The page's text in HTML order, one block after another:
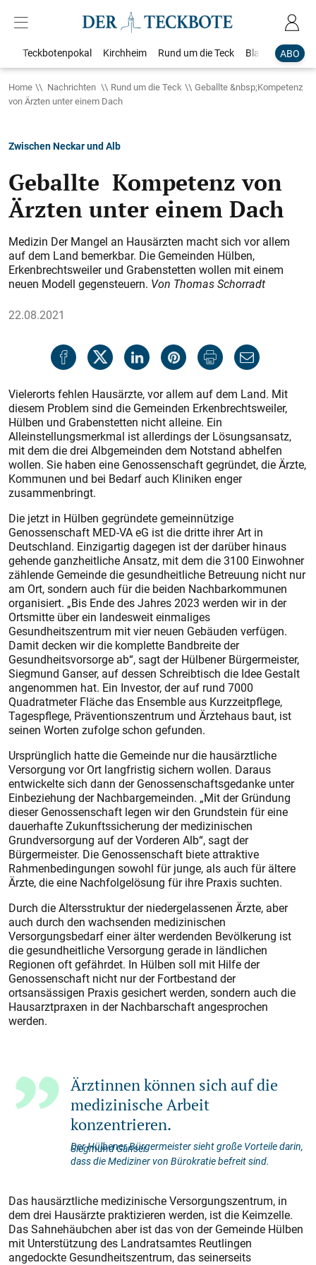
ABO
Teckbotenpokal Kirchheim Rund um die Teck Blaulicht
Home Nachrichten Rund um die Teck
Geballte &nbsp;Kompetenz
von Ärzten unter einem Dach
Zwischen Neckar und Alb
Geballte Kompetenz von
Ärzten unter einem Dach
Medizin Der Mangel an Hausärzten macht sich vor allem
auf dem Land bemerkbar. Die Gemeinden Hülben,
Erkenbrechtsweiler und Grabenstetten wollen mit einem
neuen Modell gegensteuern. Von Thomas Schorradt
22.08.2021
Vielerorts fehlen Hausärzte, vor allem auf dem Land. Mit
diesem Problem sind die Gemeinden Erkenbrechtsweiler,
Hülben und Grabenstetten nicht alleine. Ein
Alleinstellungsmerkmal ist allerdings der Lösungsansatz,
mit dem die drei Albgemeinden dem Notstand abhelfen
wollen. Sie haben eine Genossenschaft gegründet, die Ärzte,
Kommunen und bei Bedarf auch Kliniken enger
zusammenbringt.
Die jetzt in Hülben gegründete gemeinnützige
Genossenschaft MED-VA eG ist die dritte ihrer Art in
Deutschland. Einzigartig dagegen ist der darüber hinaus
gehende ganzheitliche Ansatz, mit dem die 3100 Einwohner
zählende Gemeinde die gesundheitliche Betreuung nicht nur
am Ort, sondern auch für die beiden Nachbarkommunen
organisiert. „Bis Ende des Jahres 2023 werden wir in der
Ortsmitte über ein landesweit einmaliges
Gesundheitszentrum mit vier neuen Gebäuden verfügen.
Damit decken wir die komplette Bandbreite der
Gesundheitsvorsorge ab“, sagt der Hülbener Bürgermeister,
Siegmund Ganser, auf dessen Schreibtisch die Idee Gestalt
angenommen hat. Ein Investor, der auf rund 7000
Quadratmeter Fläche das Ensemble aus Kurzzeitpflege,
Tagespflege, Präventionszentrum und Ärztehaus baut, ist
seinen Worten zufolge schon gefunden.
Ursprünglich hatte die Gemeinde nur die hausärztliche
Versorgung vor Ort langfristig sichern wollen. Daraus
entwickelte sich dann der Genossenschaftsgedanke unter
Einbeziehung der Nachbargemeinden. „Mit der Gründung
dieser Genossenschaft legen wir den Grundstein für eine
dauerhafte Zukunftssicherung der medizinischen
Grundversorgung auf der Vorderen Alb“, sagt der
Bürgermeister. Die Genossenschaft biete attraktive
Rahmenbedingungen sowohl für junge, als auch für ältere
Ärzte, die eine Nachfolgelösung für ihre Praxis suchten.
Durch die Altersstruktur der niedergelassenen Ärzte, aber
auch durch den wachsenden medizinischen
Versorgungsbedarf einer älter werdenden Bevölkerung ist
die gesundheitliche Versorgung gerade in ländlichen
Regionen oft gefährdet. In Hülben soll mit Hilfe der
Genossenschaft nicht nur der Fortbestand der
ortsansässigen Praxis gesichert werden, sondern auch die
Hausarztpraxen in der Nachbarschaft angesprochen
werden.
Ärztinnen können sich auf die
medizinische Arbeit
konzentrieren.
Siegmund Ganser
Der Hülbener Bürgermeister sieht große Vorteile darin,
dass die Mediziner von Bürokratie befreit sind.
Das hausärztliche medizinische Versorgungszentrum, in
dem drei Hausärzte praktizieren werden, ist die Keimzelle.
Das Sahnehäubchen aber ist das von der Gemeinde Hülben
mit Unterstützung des Landratsamtes Reutlingen
angedockte Gesundheitszentrum, das seinerseits